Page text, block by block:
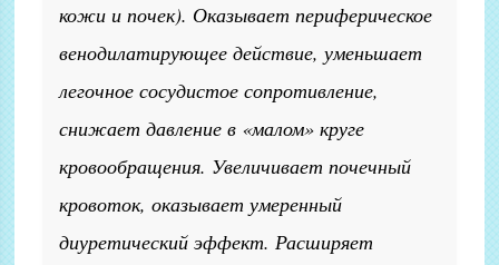
кожи и почек). Оказывает периферическое
венодилатирующее действие, уменьшает
легочное сосудистое сопротивление,
снижает давление в «малом» круге
кровообращения. Увеличивает почечный
кровоток, оказывает умеренный
диуретический эффект. Расширяет